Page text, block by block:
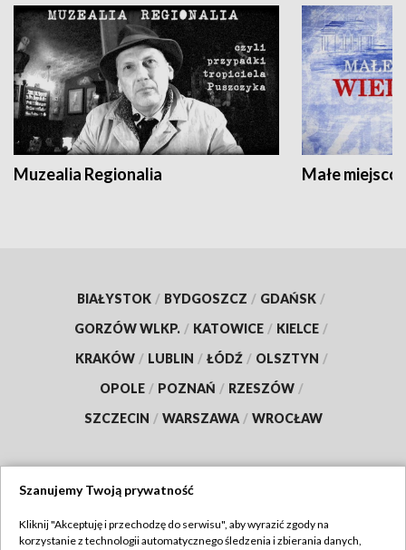
Muzealia Regionalia Małe
BIAŁYSTOK / BYDGOSZCZ / GDAŃSK /
GORZÓW WLKP. / KATOWICE / KIELCE /
KRAKÓW / LUBLIN / ŁÓDŹ / OLSZTYN /
OPOLE / POZNAŃ / RZESZÓW /
SZCZECIN / WARSZAWA / WROCŁAW
TVP
Szanujemy Twoją prywatność
Kliknij "Akceptuję i przechodzę do serwisu", aby wyrazić zgody na
korzystanie z technologii automatycznego śledzenia i zbierania danych,